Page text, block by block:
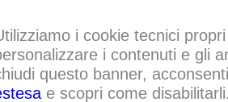
i cookie tecnici
i contenuti e gli
questo banner,
e scopri come